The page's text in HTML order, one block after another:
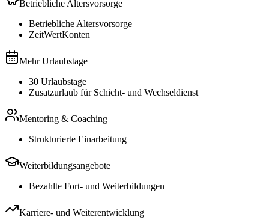
Betriebliche Altersvorsorge
Betriebliche Altersvorsorge
ZeitWertKonten
Mehr Urlaubstage
30 Urlaubstage
Zusatzurlaub für Schicht- und Wechseldienst
Mentoring & Coaching
Strukturierte Einarbeitung
Weiterbildungsangebote
Bezahlte Fort- und Weiterbildungen
Karriere- und Weiterentwicklung